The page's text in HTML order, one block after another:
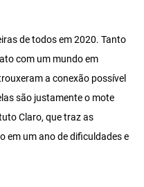
de todos em 2020. Tanto
com um mundo em
a conexão possível
são justamente o mote
Claro, que traz as
em um ano de dificuldades e